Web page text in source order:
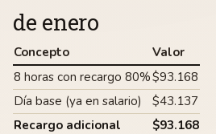
de enero
Concepto
Valor
8 horas con recargo 80%$93.168
Día base (ya en salario)
$43.137
Recargo adicional
$93.168